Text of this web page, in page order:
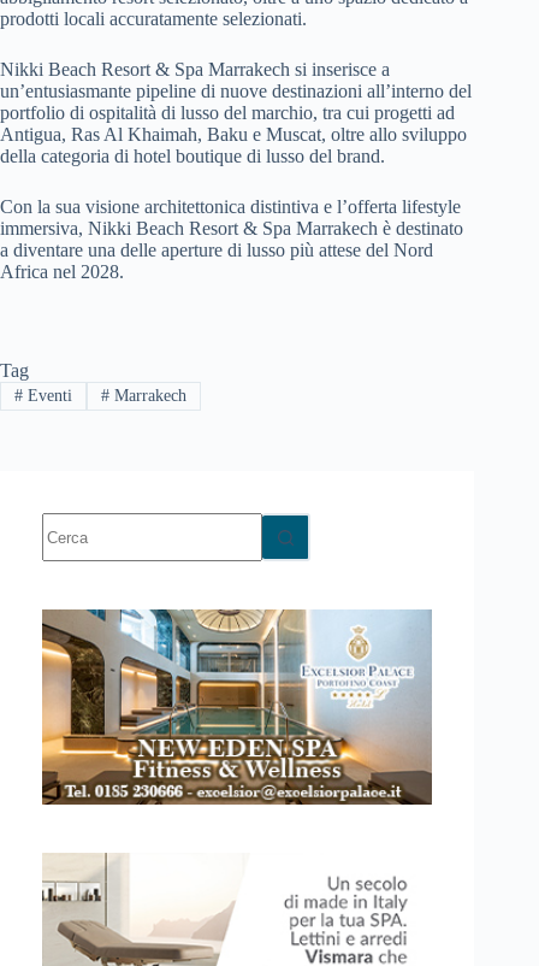
prodotti locali accuratamente selezionati.
Nikki Beach Resort & Spa Marrakech si inserisce a
un’entusiasmante pipeline di nuove destinazioni all’interno del
portfolio di ospitalità di lusso del marchio, tra cui progetti ad
Antigua, Ras Al Khaimah, Baku e Muscat, oltre allo sviluppo
della categoria di hotel boutique di lusso del brand.
Con la sua visione architettonica distintiva e l’offerta lifestyle
immersiva, Nikki Beach Resort & Spa Marrakech è destinato
a diventare una delle aperture di lusso più attese del Nord
Africa nel 2028.
Tag
#Eventi #Marrakech
risultato